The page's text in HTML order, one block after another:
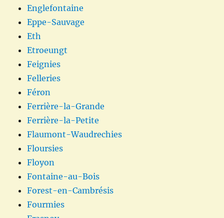
Englefontaine
Eppe-Sauvage
Eth
Etroeungt
Feignies
Felleries
Féron
Ferrière-la-Grande
Ferrière-la-Petite
Flaumont-Waudrechies
Floursies
Floyon
Fontaine-au-Bois
Forest-en-Cambrésis
Fourmies